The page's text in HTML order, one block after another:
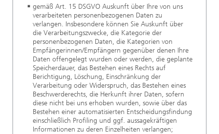
gemäß Art. 15 DSGVO Auskunft über Ihre von uns
verarbeiteten personenbezogenen Daten zu
verlangen. Insbesondere können Sie Auskunft über
die Verarbeitungszwecke, die Kategorie der
personenbezogenen Daten, die Kategorien von
Empfängerinnen/Empfängern gegenüber denen Ihre
Daten offengelegt wurden oder werden, die geplante
Speicherdauer, das Bestehen eines Rechts auf
Berichtigung, Löschung, Einschränkung der
Verarbeitung oder Widerspruch, das Bestehen eines
Beschwerderechts, die Herkunft ihrer Daten, sofern
diese nicht bei uns erhoben wurden, sowie über das
Bestehen einer automatisierten Entscheidungsfindung
einschließlich Profiling und ggf. aussagekräftigen
Informationen zu deren Einzelheiten verlangen;